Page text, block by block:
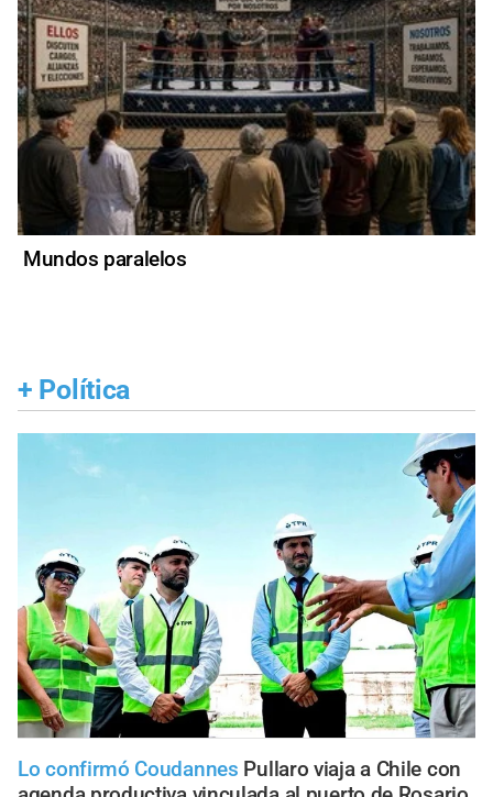
Mundos paralelos
+ Política
Lo confirmó Coudannes Pullaro viaja a Chile con